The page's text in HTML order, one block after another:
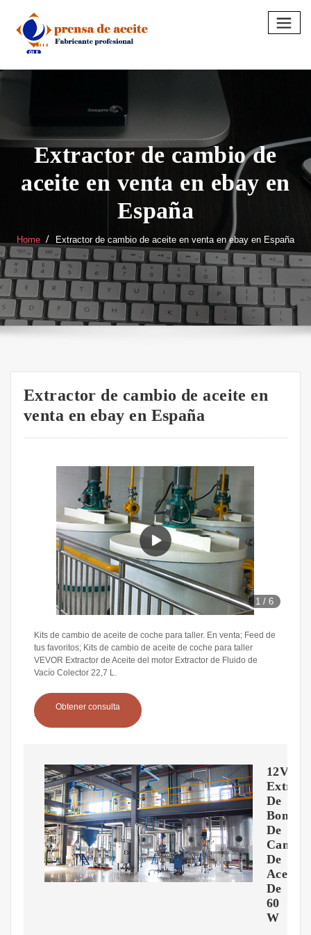
content
Extractor de cambio de
aceite en venta en ebay en
España
Home Extractor de cambio de aceite en venta en ebay en España
Extractor de cambio de aceite en
venta en ebay en España
1 /6
Kits de cambio de aceite de coche para taller. En venta; Feed de
tus favoritos; Kits de cambio de aceite de coche para taller
VEVOR Extractor de Aceite del motor Extractor de Fluido de
Vacío Colector 22,7 L.
Obtener consulta
12V
De
Bomba
De
Cambio
De
Aceite
De
60
W